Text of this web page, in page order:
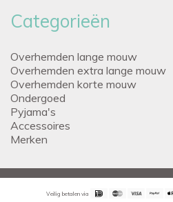
Categorieën
Overhemden lange mouw
Overhemden extra lange mouw
Overhemden korte mouw
Ondergoed
Pyjama's
Accessoires
Merken
Veilig betalen via